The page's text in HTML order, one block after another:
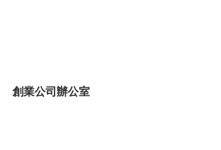
創業公司辦公室